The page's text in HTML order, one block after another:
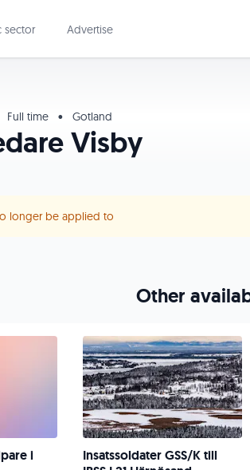
sector Advertise
Full time • Gotland
Visby
longer be applied to
Other
i
Insatssoldater GSS/K till